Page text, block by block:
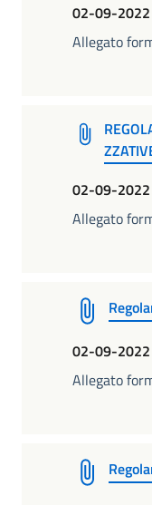
02-09-2022
Allegato
02-09-2022
Allegato
02-09-2022
Allegato